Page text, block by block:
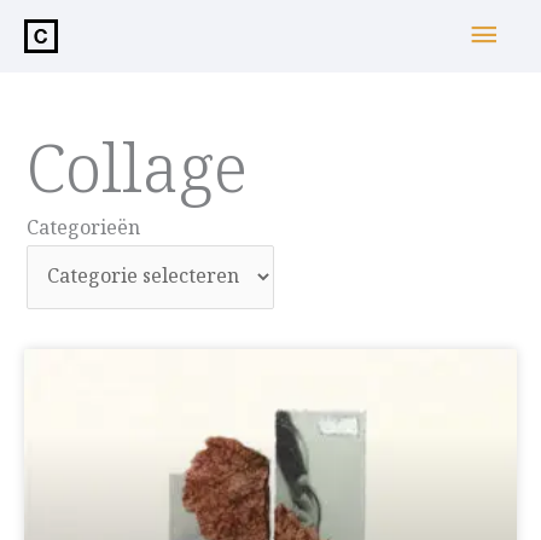
inhoud
Collage
Categorieën
Categorieën